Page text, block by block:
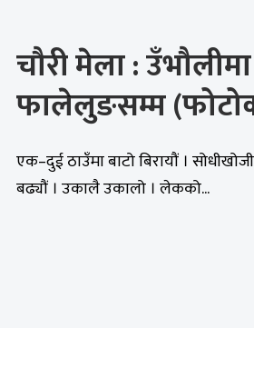
चौरी मेला : उँभौलीमा
फालेलुङसम्म
एक–दुई ठाउँमा बाटो बिरायौं ।
बढ्यौं । उकालै उकालो । लेकको...